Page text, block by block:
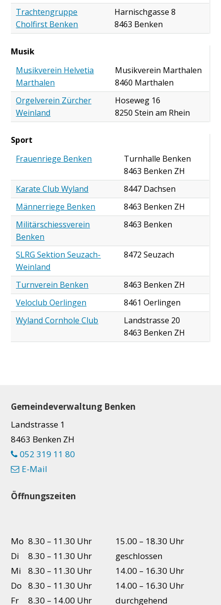
Trachtengruppe
Cholfirst Benken
Harnischgasse 8
8463 Benken
Musik
Musikverein Helvetia
Marthalen
Musikverein Marthalen
8460 Marthalen
Orgelverein Zürcher
Weinland
Hoseweg 16
8250 Stein am Rhein
Sport
Frauenriege Benken
Turnhalle Benken
8463 Benken ZH
Karate Club Wyland
8447 Dachsen
Männerriege Benken
8463 Benken ZH
Militärschiessverein
Benken
8463 Benken
SLRG Sektion Seuzach-
Weinland
8472 Seuzach
Turnverein Benken
8463 Benken ZH
Veloclub Oerlingen
8461 Oerlingen
Wyland Cornhole Club
Landstrasse 20
8463 Benken ZH
Footer
Gemeindeverwaltung Benken
Landstrasse 1
8463 Benken ZH
052 319 11 80
E-Mail
Öffnungszeiten
Mo 8.30 – 11.30 Uhr
15.00 – 18.30 Uhr
Di
8.30 – 11.30 Uhr
geschlossen
Mi
8.30 – 11.30 Uhr
14.00 – 16.30 Uhr
Do
8.30 – 11.30 Uhr
14.00 – 16.30 Uhr
Fr
8.30 – 14.00 Uhr durchgehend